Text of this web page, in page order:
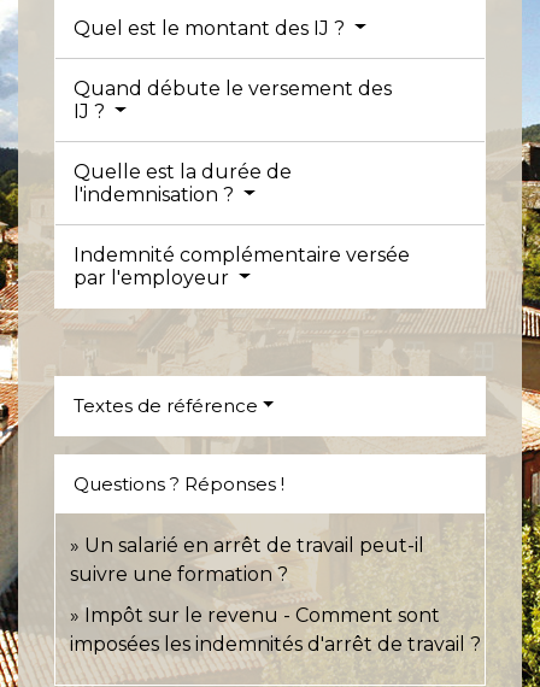
Quel est le montant des IJ ?
Quand débute le versement des
IJ ?
Quelle est la durée de
l'indemnisation ?
Indemnité complémentaire versée
par l'employeur
Textes de référence
Questions ? Réponses !
Un salarié en arrêt de travail peut-il
suivre une formation ?
Impôt sur le revenu - Comment sont
imposées les indemnités d'arrêt de travail ?